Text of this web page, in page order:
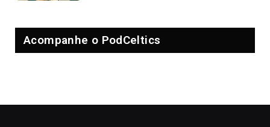
Acompanhe o PodCeltics